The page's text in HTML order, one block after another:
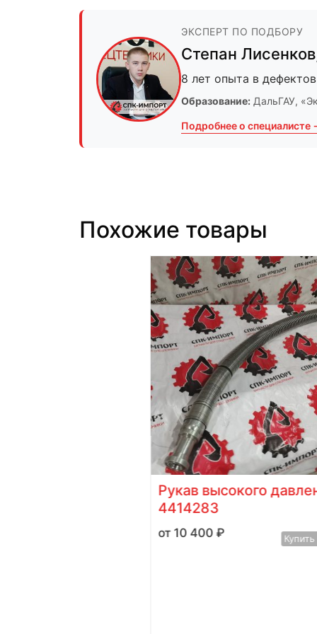
ЭКСПЕРТ ПО ПОДБОРУ
Степан Лисенков
8 лет опыта в
Образование: ДальГАУ,
Подробнее о специалисте
Похожие товары
Рукав высокого
4414283
10 400₽ Купить в